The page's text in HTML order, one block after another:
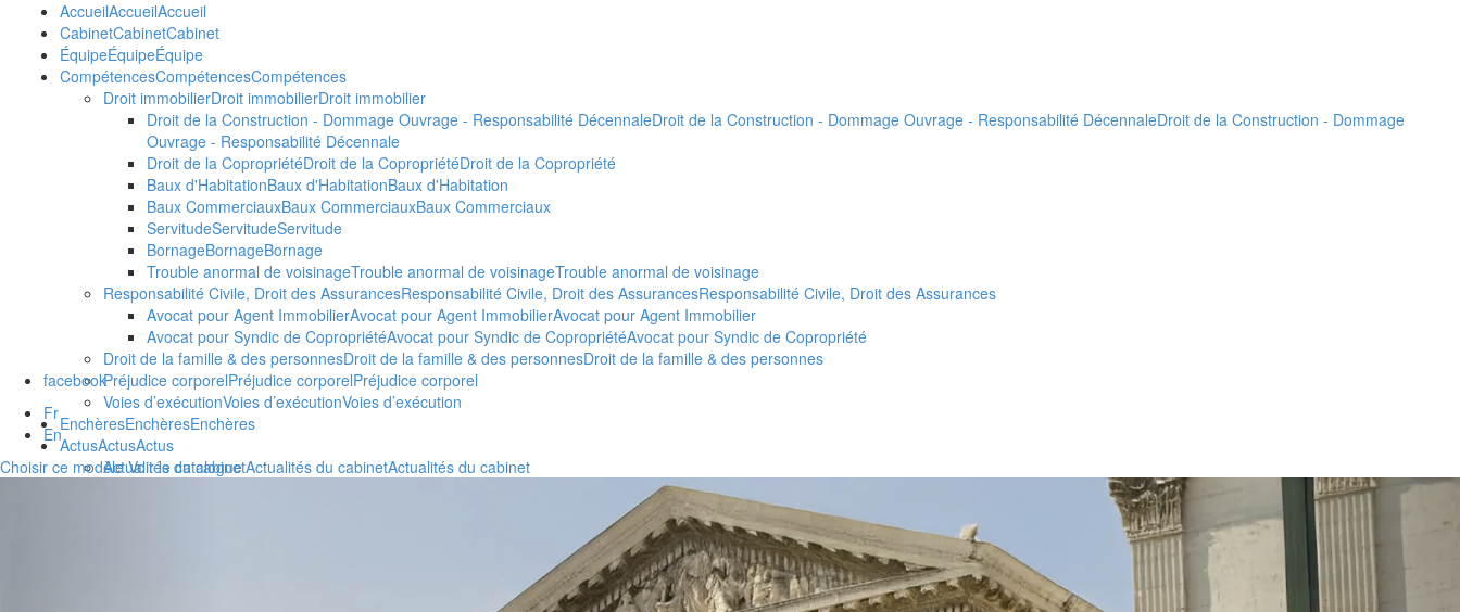
AccueilAccueilAccueil
CabinetCabinetCabinet
ÉquipeÉquipeÉquipe
CompétencesCompétencesCompétences
Droit immobilierDroit immobilierDroit immobilier
Droit de la Construction - Dommage Ouvrage - Responsabilité DécennaleDroit de la Construction - Dommage Ouvrage - Responsabilité DécennaleDroit de la Construction - Dommage
Ouvrage - Responsabilité Décennale
Droit de la CopropriétéDroit de la CopropriétéDroit de la Copropriété
Baux d'HabitationBaux d'HabitationBaux d'Habitation
Baux CommerciauxBaux CommerciauxBaux Commerciaux
ServitudeServitudeServitude
BornageBornageBornage
Trouble anormal de voisinageTrouble anormal de voisinageTrouble anormal de voisinage
Responsabilité Civile, Droit des AssurancesResponsabilité Civile, Droit des AssurancesResponsabilité Civile, Droit des Assurances
Avocat pour Agent ImmobilierAvocat pour Agent ImmobilierAvocat pour Agent Immobilier
Avocat pour Syndic de CopropriétéAvocat pour Syndic de CopropriétéAvocat pour Syndic de Copropriété
Droit de la famille & des personnesDroit de la famille & des personnesDroit de la famille & des personnes
Préjudice corporelPréjudice corporelPréjudice corporel
Voies d’exécutionVoies d’exécutionVoies d’exécution
EnchèresEnchèresEnchères
ActusActusActus
Actualités du cabinetActualités du cabinetActualités du cabinet
facebook
Fr
En
Choisir ce modèle Voir le catalogue